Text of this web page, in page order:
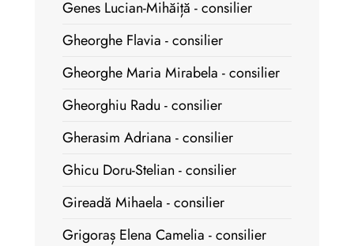
Genes Lucian-Mihăiță - consilier
Gheorghe Flavia - consilier
Gheorghe Maria Mirabela - consilier
Gheorghiu Radu - consilier
Gherasim Adriana - consilier
Ghicu Doru-Stelian - consilier
Gireadă Mihaela - consilier
Grigoraș Elena Camelia - consilier